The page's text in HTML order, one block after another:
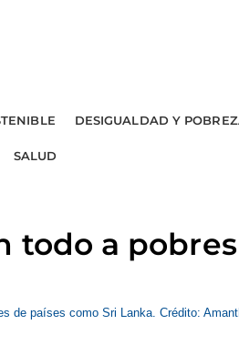
DESIGUALDAD Y
SALUD
todo a